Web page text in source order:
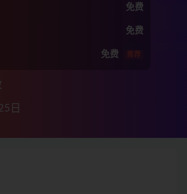
免费
免费
免费 推荐
日